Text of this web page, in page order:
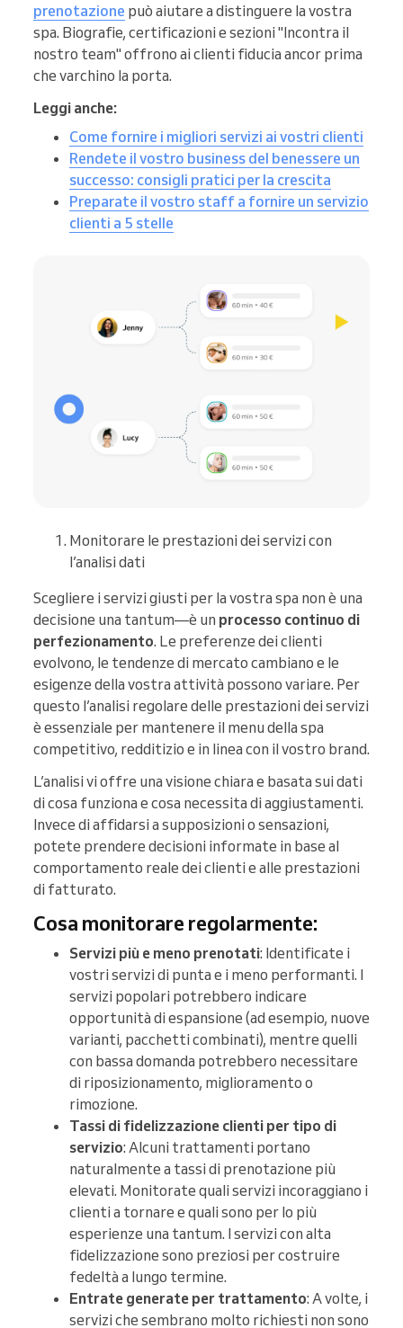
prenotazione può aiutare a distinguere la vostra
spa. Biografie, certificazioni e sezioni "Incontra il
nostro team" offrono ai clienti fiducia ancor prima
che varchino la porta.
Leggi anche:
Come fornire i migliori servizi ai vostri clienti
Rendete il vostro business del benessere un
successo: consigli pratici per la crescita
Preparate il vostro staff a fornire un servizio
clienti a 5 stelle
Monitorare le prestazioni dei servizi con
l’analisi dati
Scegliere i servizi giusti per la vostra spa non è una
decisione una tantum—è un processo continuo di
perfezionamento. Le preferenze dei clienti
evolvono, le tendenze di mercato cambiano e le
esigenze della vostra attività possono variare. Per
questo l’analisi regolare delle prestazioni dei servizi
è essenziale per mantenere il menu della spa
competitivo, redditizio e in linea con il vostro brand.
L’analisi vi offre una visione chiara e basata sui dati
di cosa funziona e cosa necessita di aggiustamenti.
Invece di affidarsi a supposizioni o sensazioni,
potete prendere decisioni informate in base al
comportamento reale dei clienti e alle prestazioni
di fatturato.
Cosa monitorare regolarmente:
Servizi più e meno prenotati: Identificate i
vostri servizi di punta e i meno performanti. I
servizi popolari potrebbero indicare
opportunità di espansione (ad esempio, nuove
varianti, pacchetti combinati), mentre quelli
con bassa domanda potrebbero necessitare
di riposizionamento, miglioramento o
rimozione.
Tassi di fidelizzazione clienti per tipo di
servizio: Alcuni trattamenti portano
naturalmente a tassi di prenotazione più
elevati. Monitorate quali servizi incoraggiano i
clienti a tornare e quali sono per lo più
esperienze una tantum. I servizi con alta
fidelizzazione sono preziosi per costruire
fedeltà a lungo termine.
Entrate generate per trattamento: A volte, i
servizi che sembrano molto richiesti non sono